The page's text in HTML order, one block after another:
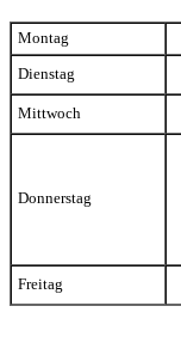
Montag
Dienstag
Mittwoch
Donnerstag
Freitag